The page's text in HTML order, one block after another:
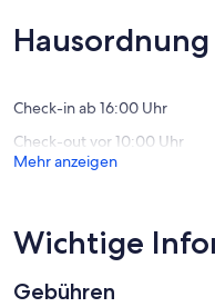
Bewertungen)
Hausordnung
Check-in ab 16:00 Uhr
Check-out vor 10:00 Uhr
Mehr anzeigen
Wichtige
Gebühren